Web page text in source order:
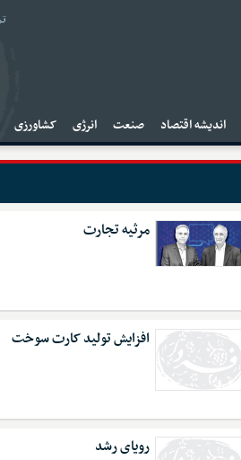
اندیشه اقتصاد صنعت انرژی کشاورزی
مرثیه تجارت
افزایش تولید کارت سوخت
رویای رشد